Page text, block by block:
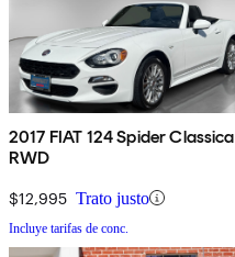
2017 FIAT 124 Spider Classica
RWD
$12,995 Trato justo
Incluye tarifas de conc.